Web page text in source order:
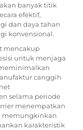
banyak titik
efektif,
dan daya tahan
konvensional.
mencakup
untuk menjaga
canggih
selama periode
menempatkan
memungkinkan
karakteristik